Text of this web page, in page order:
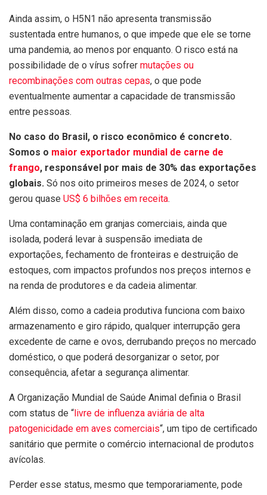
Ainda assim, o H5N1 não apresenta transmissão
sustentada entre humanos, o que impede que ele se torne
uma pandemia, ao menos por enquanto. O risco está na
possibilidade de o vírus sofrer mutações ou
recombinações com outras cepas, o que pode
eventualmente aumentar a capacidade de transmissão
entre pessoas.
No caso do Brasil, o risco econômico é concreto.
Somos o maior exportador mundial de carne de
frango, responsável por mais de 30% das exportações
globais. Só nos oito primeiros meses de 2024, o setor
gerou quase US$ 6 bilhões em receita.
Uma contaminação em granjas comerciais, ainda que
isolada, poderá levar à suspensão imediata de
exportações, fechamento de fronteiras e destruição de
estoques, com impactos profundos nos preços internos e
na renda de produtores e da cadeia alimentar.
Além disso, como a cadeia produtiva funciona com baixo
armazenamento e giro rápido, qualquer interrupção gera
excedente de carne e ovos, derrubando preços no mercado
doméstico, o que poderá desorganizar o setor, por
consequência, afetar a segurança alimentar.
A Organização Mundial de Saúde Animal definia o Brasil
com status de “livre de influenza aviária de alta
patogenicidade em aves comerciais“, um tipo de certificado
sanitário que permite o comércio internacional de produtos
avícolas.
Perder esse status, mesmo que temporariamente, pode